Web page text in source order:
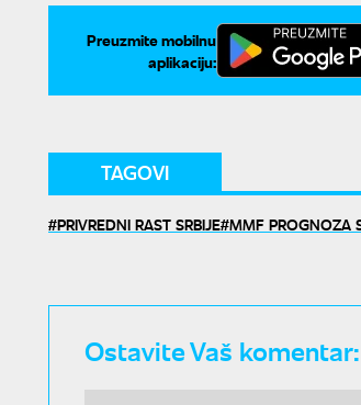
Preuzmite mobilnu
aplikaciju:
TAGOVI
PRIVREDNI RAST SRBIJE MMF PROGNOZA
Ostavite Vaš komentar: